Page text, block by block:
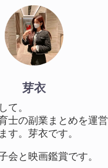
芽衣
て。
士の副業まとめを運営
す。芽衣です。
会と映画鑑賞です。